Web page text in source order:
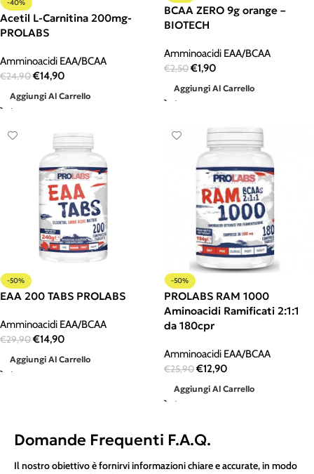
-40%
Acetil L-Carnitina 200mg-
PROLABS
Amminoacidi EAA/BCAA
€24,90€14,90
Aggiungi Al Carrello
BCAA ZERO 9g orange –
BIOTECH
Amminoacidi EAA/BCAA
€2,50€1,90
Aggiungi Al Carrello
-50%
EAA 200 TABS PROLABS
Amminoacidi EAA/BCAA
€29,90€14,90
Aggiungi Al Carrello
-50%
PROLABS RAM 1000
Aminoacidi Ramificati 2:1:1
da 180cpr
Amminoacidi EAA/BCAA
€25,90€12,90
Aggiungi Al Carrello
Domande Frequenti F.A.Q.
Il nostro obiettivo è fornirvi informazioni chiare e accurate, in modo